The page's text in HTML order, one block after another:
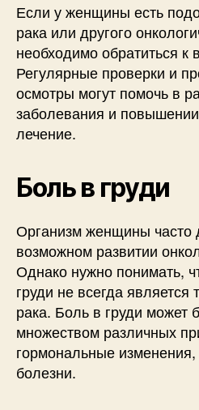
Если у женщины есть
рака или другого
необходимо обратиться к
Регулярные проверки и
осмотры могут помочь в
заболевания и
лечение.
Боль в груди
Организм женщины часто
возможном развитии
Однако нужно понимать,
груди не всегда
рака. Боль в груди может
множеством различных
гормональные
болезни.